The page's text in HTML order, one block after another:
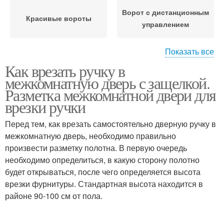
Красивые вороты
Ворот с дистанционным
управлением
Рулонные вороты
Ворот для гаража Гаражные вороты
Секционные вороты
Подъёмно-поворотные
вороты
Показать все
Как врезать ручку в
межкомнатную дверь с защелкой.
Разметка межкомнатной двери для
врезки ручки
Перед тем, как врезать самостоятельно дверную ручку в
межкомнатную дверь, необходимо правильно
произвести разметку полотна. В первую очередь
необходимо определиться, в какую сторону полотно
будет открываться, после чего определяется высота
врезки фурнитуры. Стандартная высота находится в
районе 90-100 см от пола.